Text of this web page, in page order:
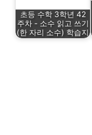
초등 수학 3학년 42
주차 - 소수 읽고 쓰기
(한 자리 소수) 학습지